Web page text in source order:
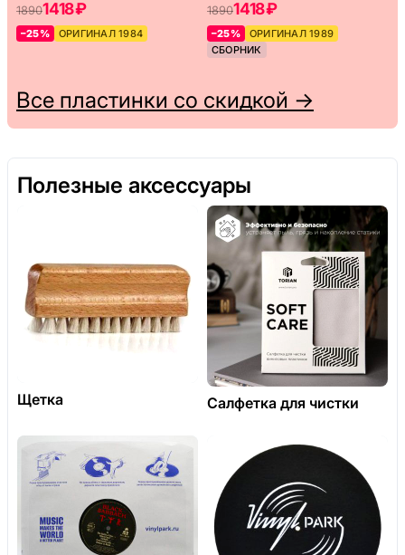
18901418 ₽
–25% ОРИГИНАЛ 1984
18901418 ₽
–25%
ОРИГИНАЛ 1989
СБОРНИК
Все пластинки со скидкой →
Полезные аксессуары
Щетка Салфетка для чистки